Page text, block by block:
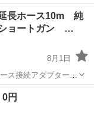
ただけるかと思いま
長ホース10m 純
ョートガン …
8月1日
ス接続アダプター
3点
用しないまま保管し
円